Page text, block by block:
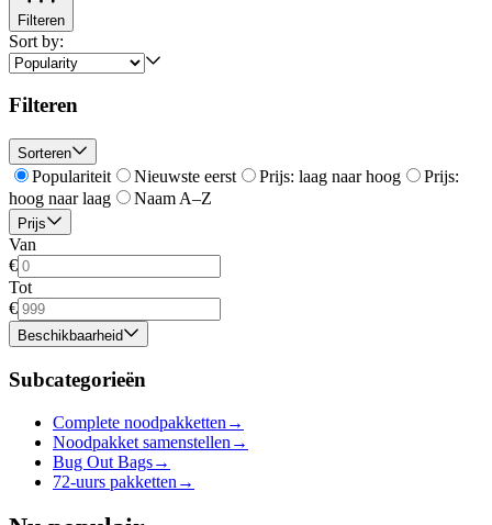
Filteren
Sort by:
Filteren
Sorteren
Populariteit Nieuwste eerst Prijs: laag naar hoog
Prijs:
hoog naar laag
Naam A–Z
Prijs
Van
€
Tot
€
Beschikbaarheid
Subcategorieën
Complete noodpakketten →
Noodpakket samenstellen →
Bug Out Bags→
72-uurs pakketten →